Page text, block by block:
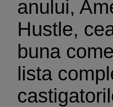
anului,
Hustle,
buna
lista